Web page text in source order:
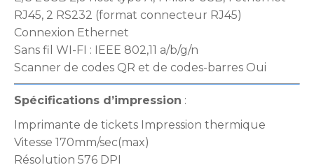
RJ45, 2 RS232 (format connecteur RJ45)
Connexion Ethernet
Sans fil WI-FI : IEEE 802,11 a/b/g/n
Scanner de codes QR et de codes-barres Oui
Spécifications d’impression :
Imprimante de tickets Impression thermique
Vitesse 170mm/sec(max)
Résolution 576 DPI